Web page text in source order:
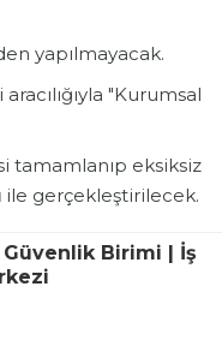
yapılmayacak.
"Kurumsal
tamamlanıp eksiksiz
ile gerçekleştirilecek.
Güvenlik Birimi | İş